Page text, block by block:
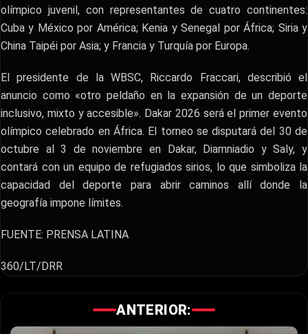
olímpico juvenil, con representantes de cuatro continentes:
Cuba y México por América; Kenia y Senegal por África; Siria y
China Taipéi por Asia; y Francia y Turquía por Europa.
El presidente de la WBSC, Riccardo Fraccari, describió el
anuncio como «otro peldaño en la expansión de un deporte
inclusivo, mixto y accesible». Dakar 2026 será el primer evento
olímpico celebrado en África. El torneo se disputará del 30 de
octubre al 3 de noviembre en Dakar, Diamniadio y Saly, y
contará con un equipo de refugiados sirios, lo que simboliza la
capacidad del deporte para abrir caminos allí donde la
geografía impone límites.
FUENTE: PRENSA LATINA
360/LT/DRR
ANTERIOR: